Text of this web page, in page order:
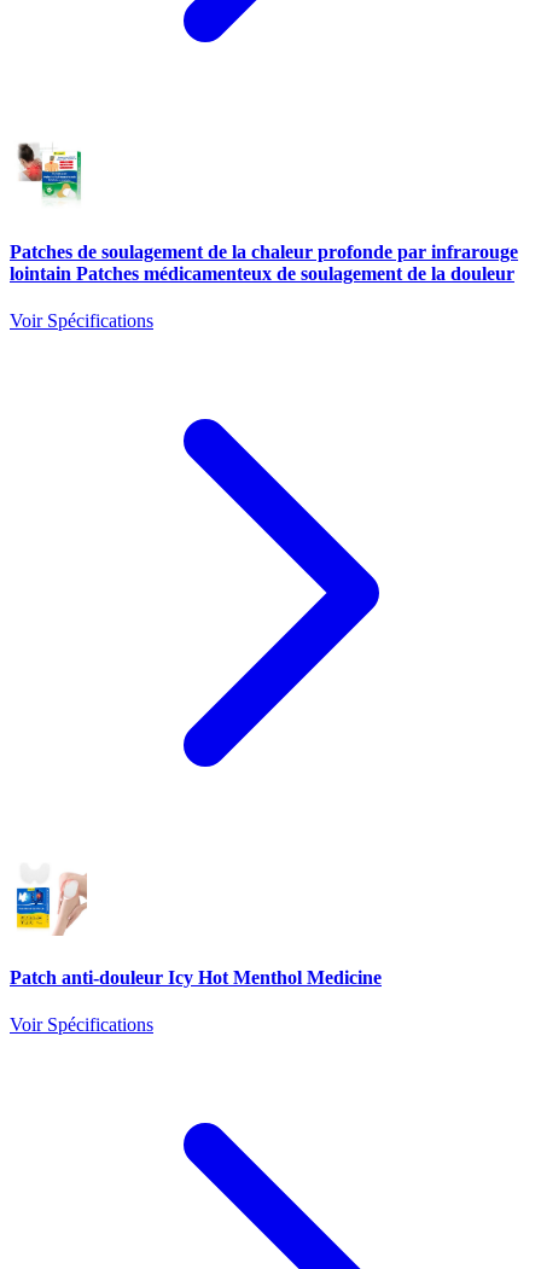
Patches de soulagement de la chaleur profonde par infrarouge
lointain Patches médicamenteux de soulagement de la douleur
Voir Spécifications
Patch anti-douleur Icy Hot Menthol Medicine
Voir Spécifications